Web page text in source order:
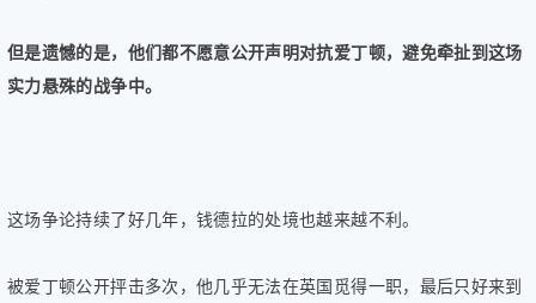
但是遗憾的是，他们都不愿意公开声明对抗爱丁顿，避免牵扯到这场
实力悬殊的战争中。
这场争论持续了好几年，钱德拉的处境也越来越不利。
被爱丁顿公开抨击多次，他几乎无法在英国觅得一职，最后只好来到